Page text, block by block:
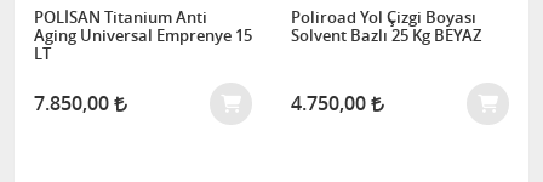
POLİSAN Titanium Anti
Aging Universal Emprenye 15
LT
7.850,00
Poliroad Yol Çizgi Boyası
Solvent Bazlı 25 Kg BEYAZ
4.750,00